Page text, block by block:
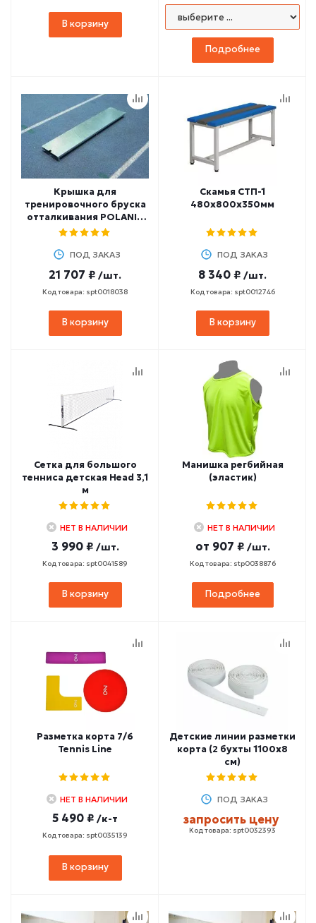
В корзину
Подробнее
Крышка для
тренировочного бруска
отталкивания POLANIK
PB-S0294
ПОД ЗАКАЗ
21 707 ₽ /шт.
Код товара: spt0018038
В корзину
Скамья СТП-1
480х800х350мм
ПОД ЗАКАЗ
8 340 ₽ /шт.
Код товара: spt0012746
В корзину
Сетка для большого
тенниса детская Head 3,1
м
НЕТ В НАЛИЧИИ
3 990 ₽ /шт.
Код товара: spt0041589
В корзину
Манишка регбийная
(эластик)
НЕТ В НАЛИЧИИ
от 907 ₽ /шт.
Код товара: stp0038876
Подробнее
Разметка корта 7/6
Tennis Line
НЕТ В НАЛИЧИИ
5 490 ₽ /к-т
Код товара: spt0035139
В корзину
Детские линии разметки
корта (2 бухты 1100х8
см)
ПОД ЗАКАЗ
запросить цену
Код товара: spt0032393